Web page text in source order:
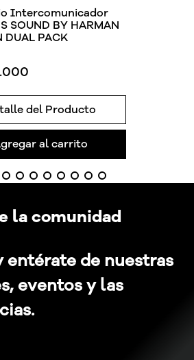
Intercomunicador
SOUND BY HARMAN
DUAL PACK
.000
del Producto
al carrito
la comunidad
entérate de nuestras
eventos y las